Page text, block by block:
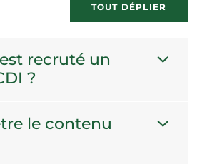
TOUT DÉPLIER
recruté un
?
le contenu